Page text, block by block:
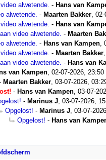
alwetende. - Hans van
alwetende. - Maarten Bakker 02-
alwetende. - Hans van
video alwetende. - Maarten
alwetende. - Hans van Kampen
alwetende. - Maarten Bakker
video alwetende. - Hans van
van Kampen 02-07-2026, 23:50
Maarten Bakker 03-07-2026,
- Hans van Kampen 03-07-
- Marinus J 03-07-2026,
Opgelost! - Marinus J 03-07-
Opgelost! - Hans van